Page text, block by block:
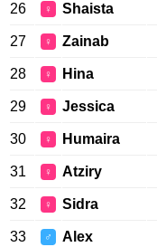
26 ♀ Shaista
27 ♀ Zainab
28 ♀ Hina
29 ♀ Jessica
30 ♀ Humaira
31 ♀ Atziry
32 ♀ Sidra
33 ♂ Alex